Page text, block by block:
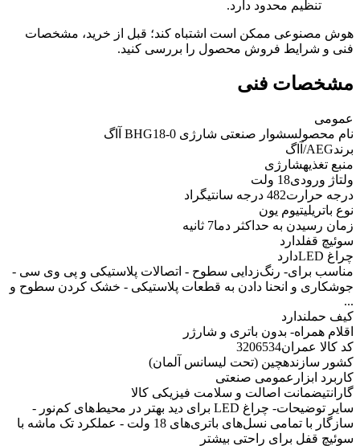
تنظیم محدود دارد.
هوش مصنوعی ممکن است اشتباه کند؛ قبل از خرید، مشخصات
فنی و شرایط فروش محصول را بررسی کنید.
مشخصات فنی
عمومی
نام محصولسشوار صنعتی شارژی BHG18-0 آاگ
برندAEG/آاگ
منبع تغذیهشارژی
ولتاژ ورودی18 ولت
درجه حرارت482 درجه سانتیگراد
نوع باتریلیتیوم یون
زمان رسیدن به حداکثر دما7 ثانیه
سوئیچ قفلدارد
چراغ LED
دارد
مناسب برای- رنگ‌زدایی سطوح - اتصالات پلاستیکی و پی وی سی -
جوشکاری و انحنا دادن به قطعات پلاستیکی - خشک کردن سطوح و
...
کیف حملندارد
اقلام همراه- بدون باتری و شارژر
کد کالا عمران3206534
کشور سازندهچین (تحت لیسانس آلمان)
کاربرد ابزار عمومی صنعتی
گارانتیضمانت اصالت و سلامت فیزیکی کالا
سایر توضیحات
- چراغ LED برای دید بهتر در محیط‌های کم‌نور -
سازگار با تمامی نسل‌های باتری‌های 18 ولت - عملکرد تک ماشه با
سوئیچ قفل برای راحتی بیشتر